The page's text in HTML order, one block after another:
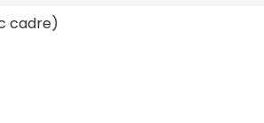
cadre)